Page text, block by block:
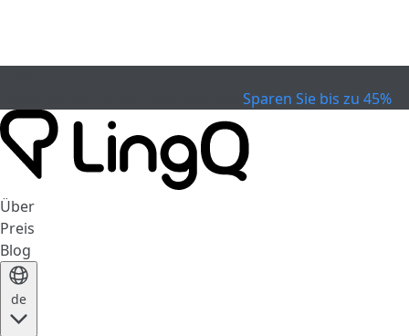
Sparen Sie bis zu 45%
Über
Preis
Blog
de